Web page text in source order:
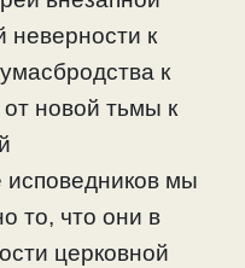
неверности к
к
новой тьмы к
исповедников мы
то, что они в
церковной